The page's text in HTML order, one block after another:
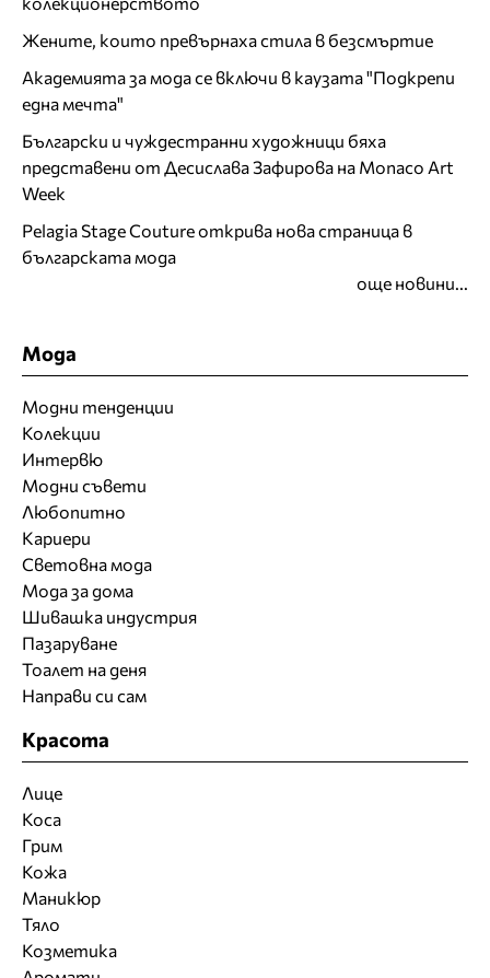
Жените, които превърнаха стила в безсмъртие
Академията за мода се включи в каузата "Подкрепи
една мечта"
Български и чуждестранни художници бяха
представени от Десислава Зафирова на Monaco Art
Week
Pelagia Stage Couture открива нова страница в
българската мода
още новини...
Мода
Модни тенденции
Колекции
Интервю
Модни съвети
Любопитно
Кариери
Световна мода
Мода за дома
Шивашка индустрия
Пазаруване
Тоалет на деня
Направи си сам
Красота
Лице
Коса
Грим
Кожа
Маникюр
Тяло
Козметика